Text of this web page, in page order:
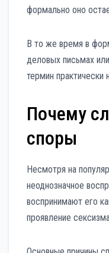
формально оно
В то же время в
деловых письмах
термин практически
Почему
споры
Несмотря на
неоднозначное
воспринимают его
проявление